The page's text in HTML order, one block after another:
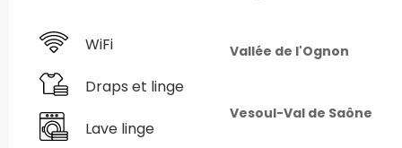
Vallée de l'Ognon
Vesoul-Val de Saône
WiFi
Draps et linge
Lave linge